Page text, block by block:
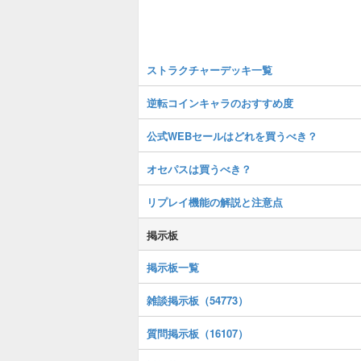
ストラクチャーデッキ一覧
逆転コインキャラのおすすめ度
公式WEBセールはどれを買うべき？
オセパスは買うべき？
リプレイ機能の解説と注意点
掲示板
掲示板一覧
雑談掲示板（54773）
質問掲示板（16107）